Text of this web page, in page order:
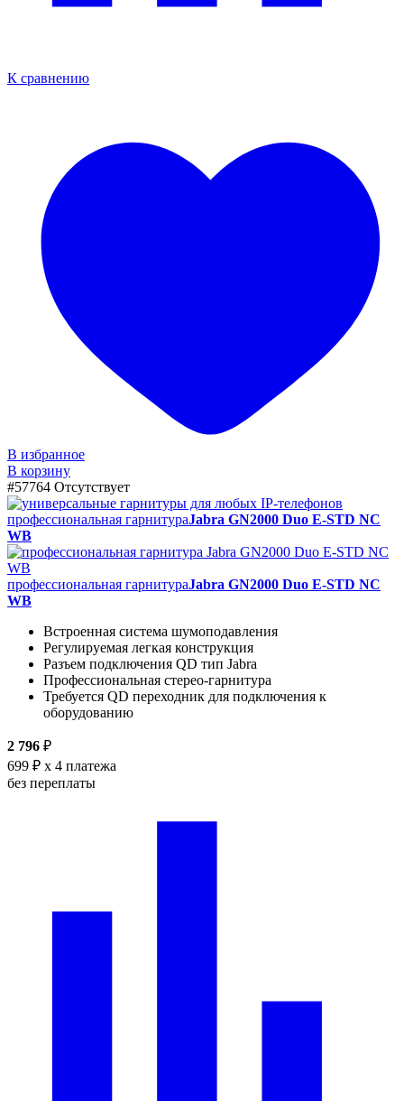
К сравнению
В избранное
В корзину
#57764 Отсутствует
профессиональная гарнитураJabra GN2000 Duo E-STD NC
WB
профессиональная гарнитураJabra GN2000 Duo E-STD NC
WB
Встроенная система шумоподавления
Регулируемая легкая конструкция
Разъем подключения QD тип Jabra
Профессиональная стерео-гарнитура
Требуется QD переходник для подключения к
оборудованию
2 796 ₽
699 ₽ x 4 платежа
без переплаты